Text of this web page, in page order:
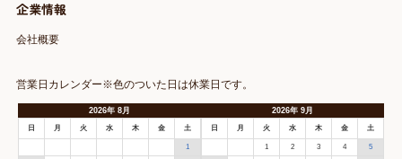
企業情報
会社概要
営業日カレンダー※色のついた日は休業日です。
2026年 8月
日 月 火 水 木 金 土
1
2026年9月
日 月 火 水 木 金 土
1 2 3 4 5